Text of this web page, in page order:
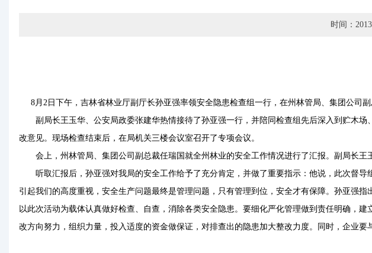
时间：
8月2日下午，吉林省林业厅副厅长孙亚强率领安全隐患检查组一行，在州林管局、集团公司
副局长王玉华、公安局政委张建华热情接待了孙亚强一行，并陪同检查组先后深入到贮木场
改意见。现场检查结束后，在局机关三楼会议室召开了专项会议。
会上，州林管局、集团公司副总裁任瑞国就全州林业的安全工作情况进行了汇报。副局长王
听取汇报后，孙亚强对我局的安全工作给予了充分肯定，并做了重要指示：他说，此次督导
引起我们的高度重视，安全生产问题最终是管理问题，只有管理到位，安全才有保障。孙亚强
以此次活动为载体认真做好检查、自查，消除各类安全隐患。要细化严化管理做到责任明确，
改方向努力，组织力量，投入适度的资金做保证，对排查出的隐患加大整改力度。同时，企业